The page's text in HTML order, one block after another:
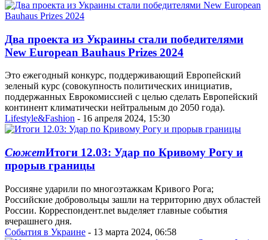
Два проекта из Украины стали победителями
New European Bauhaus Prizes 2024
Это ежегодный конкурс, поддерживающий Европейский
зеленый курс (совокупность политических инициатив,
поддержанных Еврокомиссией с целью сделать Европейский
континент климатически нейтральным до 2050 года).
Lifestyle&Fashion - 16 апреля 2024, 15:30
СюжетИтоги 12.03: Удар по Кривому Рогу и
прорыв границы
Россияне ударили по многоэтажкам Кривого Рога;
Российские добровольцы зашли на территорию двух областей
России. Корреспондент.net выделяет главные события
вчерашнего дня.
События в Украине - 13 марта 2024, 06:58